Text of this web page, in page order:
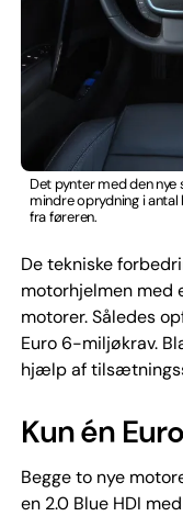
Det pynter med den
mindre oprydning i
fra føreren.
De tekniske
motorhjelmen med
motorer. Således
Euro 6-miljøkrav.
hjælp af
Kun én
Begge to nye
en 2.0 Blue HDI